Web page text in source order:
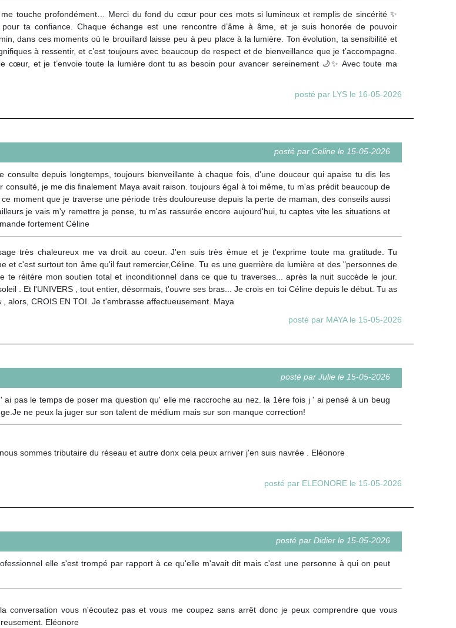
me touche profondément… Merci du fond du cœur pour ces mots si lumineux et remplis de sincérité ✨
ta confiance. Chaque échange est une rencontre d’âme à âme, et je suis honorée de pouvoir
dans ces moments où le brouillard laisse peu à peu place à la lumière. Ton évolution, ta sensibilité et
à ressentir, et c’est toujours avec beaucoup de respect et de bienveillance que je t’accompagne.
cœur, et je t’envoie toute la lumière dont tu as besoin pour avancer sereinement 🌙✨ Avec toute ma
posté par LYS le 16-05-2026
posté par Celine le 15-05-2026
depuis longtemps, toujours bienveillante à chaque fois, d'une douceur qui apaise tu dis les
je me dis finalement Maya avait raison. toujours égal à toi même, tu m'as prédit beaucoup de
moment que je traverse une période très douloureuse depuis la perte de maman, des conseils aussi
je vais m'y remettre je pense, tu m'as rassurée encore aujourd'hui, tu captes vite les situations et
fortement Céline
très chaleureux me va droit au coeur. J'en suis très émue et je t'exprime toute ma gratitude. Tu
et c'est surtout ton âme qu'il faut remercier,Céline. Tu es une guerrière de lumière et des "personnes de
te réitére mon soutien total et inconditionnel dans ce que tu traverses... après la nuit succède le jour.
. Et l'UNIVERS , tout entier, désormais, t'ouvre ses bras... Je crois en toi Céline depuis le début. Tu as
alors, CROIS EN TOI. Je t'embrasse affectueusement. Maya
posté par MAYA le 15-05-2026
posté par Julie le 15-05-2026
pas le temps de poser ma question qu' elle me raccroche au nez. la 1ère fois j ' ai pensé à un beug
ne peux la juger sur son talent de médium mais sur son manque correction!
sommes tributaire du réseau et autre donx cela peux arriver j'en suis navrée . Eléonore
posté par ELEONORE le 15-05-2026
posté par Didier le 15-05-2026
elle s'est trompé par rapport à ce qu'elle m'avait dit mais c'est une personne à qui on peut
conversation vous n'écoutez pas et vous me coupez sans arrêt donc je peux comprendre que vous
Eléonore